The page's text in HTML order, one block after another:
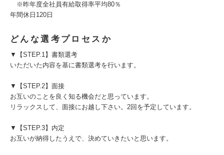
※昨年度全社員有給取得率平均80％
年間休日120日
どんな選考プロセスか
▼【STEP.1】書類選考
いただいた内容を基に書類選考を行います。
▼【STEP.2】面接
お互いのことを良く知る機会だと思っています。
リラックスして、面接にお越し下さい。2回を予定しています。
▼【STEP.3】内定
お互いが納得したうえで、決めていきたいと思います。